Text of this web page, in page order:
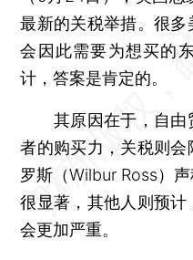
最新的关税举措。很
会因此需要为想买的
计，答案是肯定的。
其原因在于，自由
者的购买力，关税则
罗斯（Wilbur Ross）
很显著，其他人则预
会更加严重。